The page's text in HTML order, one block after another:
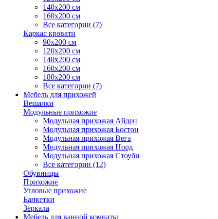
140х200 см
160х200 см
Все категории (7)
Каркас кровати
90х200 см
120х200 см
140х200 см
160х200 см
180х200 см
Все категории (7)
Мебель для прихожей
Вешалки
Модульные прихожие
Модульная прихожая Айден
Модульная прихожая Бостон
Модульная прихожая Вега
Модульная прихожая Норд
Модульная прихожая Стоуби
Все категории (12)
Обувницы
Прихожие
Угловые прихожие
Банкетки
Зеркала
Мебель для ванной комнаты